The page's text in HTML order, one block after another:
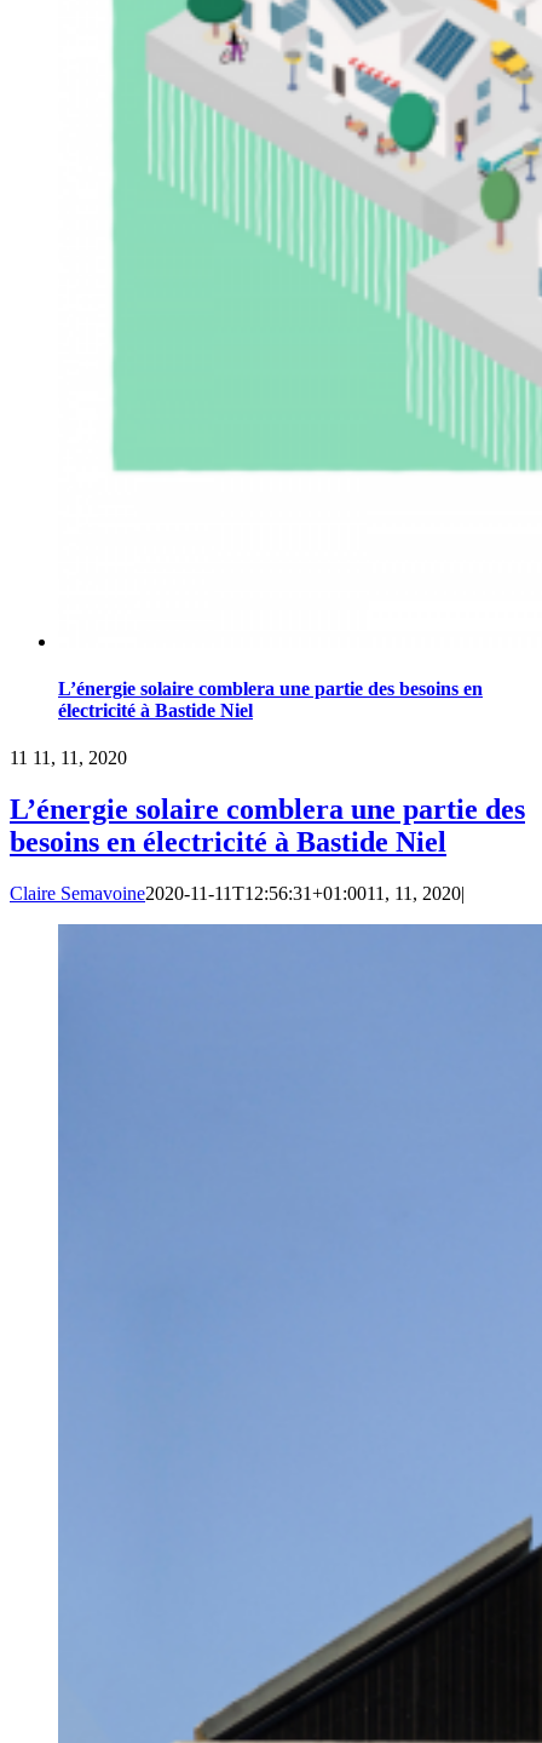
L’énergie solaire comblera une partie des besoins en
électricité à Bastide Niel
11 11, 11, 2020
L’énergie solaire comblera une partie des
besoins en électricité à Bastide Niel
Claire Semavoine2020-11-11T12:56:31+01:0011, 11, 2020|